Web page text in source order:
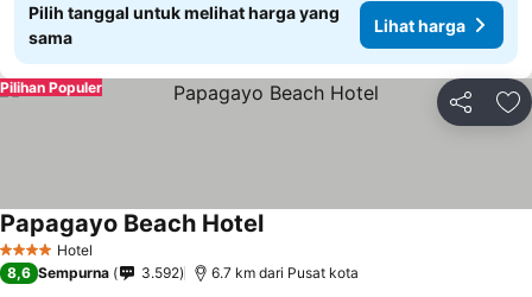
Pilih tanggal untuk melihat harga yang
sama
Lihat harga
Bagikan
Pilihan Populer
4 BintangHotel
Papagayo Beach Hotel
8,6 Sempurna 3.592 6.7 km dari Pusat kota